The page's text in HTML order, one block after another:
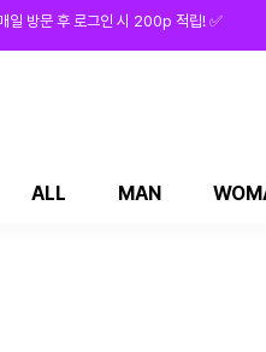
⭕ 회원가입 시 5,000p 적립! ⭕
ALL MAN